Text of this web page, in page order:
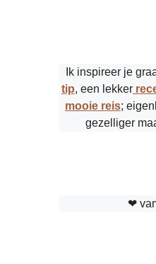
Ik inspireer je
tip, een lekker
mooie reis;
gezelliger
❤︎